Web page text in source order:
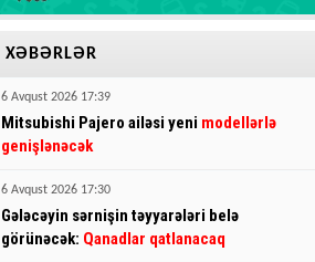
XƏBƏRLƏR
6 Avqust 2026 17:39
Mitsubishi Pajero ailəsi yeni modellərlə
genişlənəcək
6 Avqust 2026 17:30
Gələcəyin sərnişin təyyarələri belə
görünəcək: Qanadlar qatlanacaq